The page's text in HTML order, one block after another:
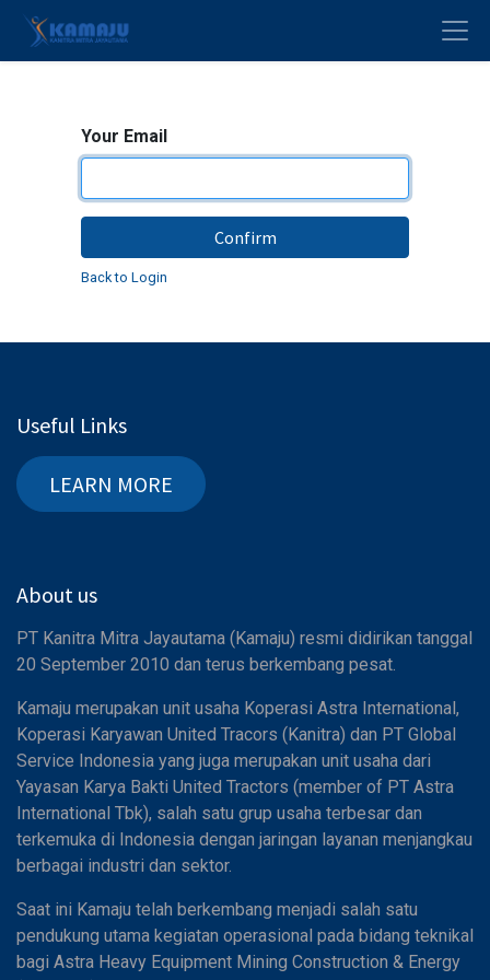
Your Email
Confirm
Back to Login
Useful Links
LEARN MORE
About us
PT Kanitra Mitra Jayautama (Kamaju) resmi didirikan tanggal
20 September 2010 dan terus berkembang pesat.
Kamaju merupakan unit usaha Koperasi Astra International,
Koperasi Karyawan United Tracors (Kanitra) dan PT Global
Service Indonesia yang juga merupakan unit usaha dari
Yayasan Karya Bakti United Tractors (member of PT Astra
International Tbk), salah satu grup usaha terbesar dan
terkemuka di Indonesia dengan jaringan layanan menjangkau
berbagai industri dan sektor.
Saat ini Kamaju telah berkembang menjadi salah satu
pendukung utama kegiatan operasional pada bidang teknikal
bagi Astra Heavy Equipment Mining Construction & Energy